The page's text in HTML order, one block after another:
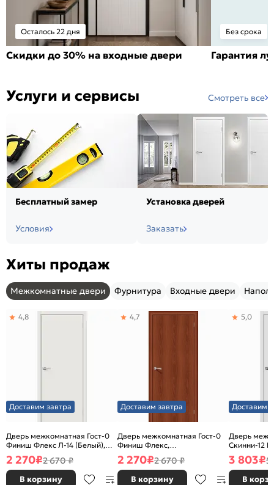
Осталось 22 дня
Скидки до 30% на входные двери
Без срока
Гарантия
Услуги и сервисы Смотреть все
Бесплатный замер
Условия
Установка дверей
Заказать
Хиты продаж
Межкомнатные двери Фурнитура Входные двери
Доставим завтра
Дверь межкомнатная Гост-0
Финиш Флекс Л-14 (Белый),
глухая, каркасно-щитовая
4,8
2 270₽2 670 ₽
В корзину
Доставим завтра
Дверь межкомнатная Гост-0
Финиш Флекс,
Ламинированные Л-11
(ИталОрех), глухая, каркасно-
щитовая
4,7
2 270₽2 670 ₽
В корзину
Доставим
Дверь
Скинни-12
глухая,
5,0
3 803₽5
В